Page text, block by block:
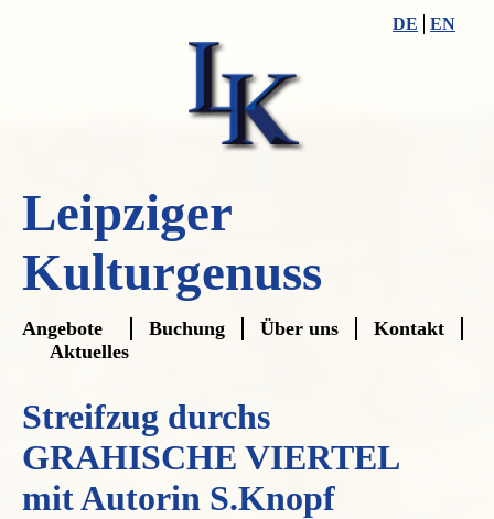
Leipziger
Kulturgenuss
überspringen
Angebote Buchung Über uns
Kontakt
Aktuelles
DE EN
Streifzug durchs
GRAHISCHE VIERTEL
mit Autorin S.Knopf